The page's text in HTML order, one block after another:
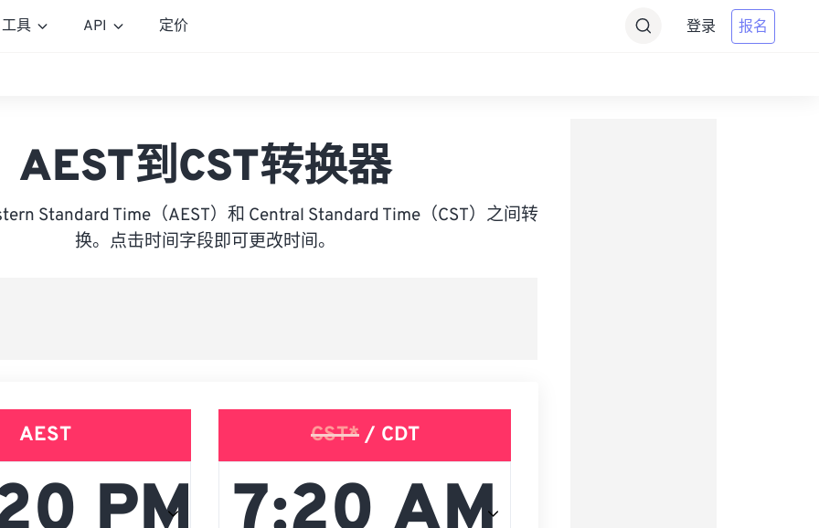
工具 API 定价 登录 报名
AEST到CST转换器
Standard Time（AEST）和 Central Standard Time（CST）之间转
换。点击时间字段即可更改时间。
AEST CST*/ CDT